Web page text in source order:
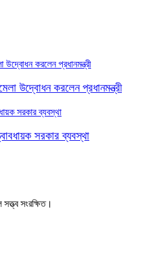
উদ্বোধন করলেন প্রধানমন্ত্রী
সরকার ব্যবস্থা
সংরক্ষিত।